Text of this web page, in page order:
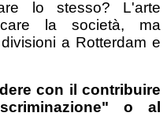
lo stesso? L'arte
la società, ma
a Rotterdam e
con il contribuire
o al